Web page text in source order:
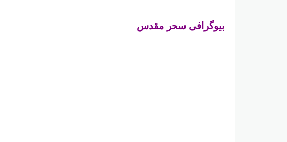
بیوگرافی سحر مقدس